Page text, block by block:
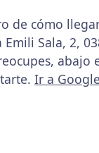
de cómo
Sala, 2,
abajo
Ir a